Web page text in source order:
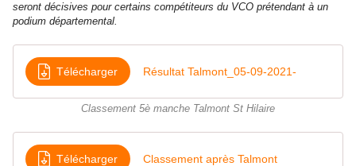
seront décisives pour certains compétiteurs du VCO prétendant à un
podium départemental.
Télécharger Résultat Talmont_05-09-2021-
Classement 5è manche Talmont St Hilaire
Télécharger Classement après Talmont